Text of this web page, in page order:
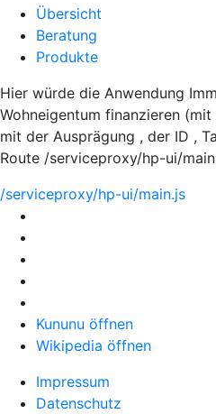
Übersicht
Beratung
Produkte
Hier würde die Anwendung
Wohneigentum finanzieren
mit der Ausprägung , der ID ,
Route /serviceproxy/hp-ui/
/serviceproxy/hp-ui/main.js
Kununu öffnen
Wikipedia öffnen
Impressum
Datenschutz